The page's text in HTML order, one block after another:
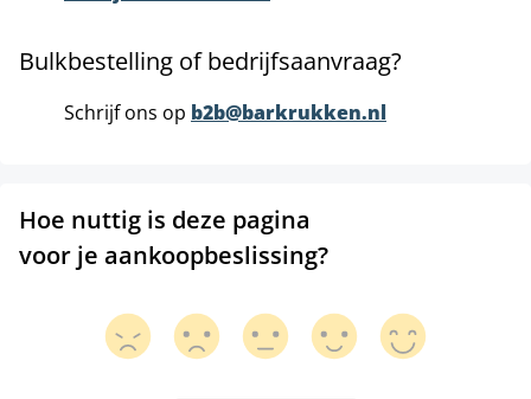
Bulkbestelling of bedrijfsaanvraag?
Schrijf ons op b2b@barkrukken.nl
Hoe nuttig is deze pagina
voor je aankoopbeslissing?